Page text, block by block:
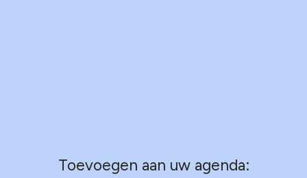
Toevoegen aan uw agenda: